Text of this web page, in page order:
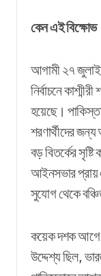
কেন এই বিক্ষোভ
আগামী ২৭ জুলাই
নির্বাচনে
হয়েছে।
শরণার্থীদের
বড় বিতর্কের সৃষ্টি
আইনসভার প্রায়
সুযোগ থেকে
কয়েক দশক আগে
উদ্দেশ্য ছিল,